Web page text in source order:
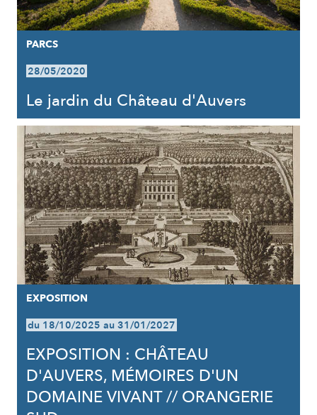
PARCS
28/05/2020
Le jardin du Château d'Auvers
EXPOSITION
du 18/10/2025 au 31/01/2027
EXPOSITION : CHÂTEAU
D'AUVERS, MÉMOIRES D'UN
DOMAINE VIVANT // ORANGERIE